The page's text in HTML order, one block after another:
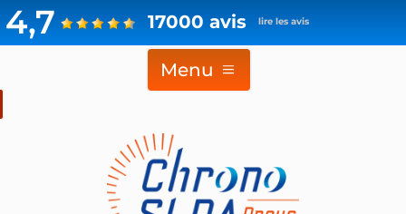
4,7 17000 avis lire les avis
Menu